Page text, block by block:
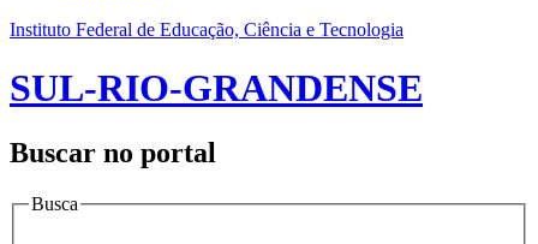
Instituto Federal de Educação, Ciência e Tecnologia
SUL-RIO-GRANDENSE
Buscar no portal
Busca